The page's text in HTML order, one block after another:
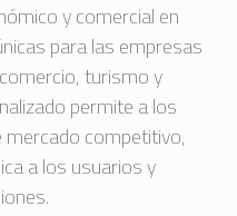
y comercial en
para las empresas
turismo y
permite a los
competitivo,
a los usuarios y